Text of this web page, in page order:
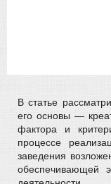
В статье
его основы —
фактора и
процессе
заведения
обеспечивающей